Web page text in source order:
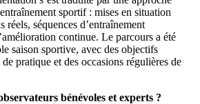
sportif : mises en situation
réels, séquences d’entraînement
continue. Le parcours a été
saison sportive, avec des objectifs
pratique et des occasions régulières de
bénévoles et experts ?